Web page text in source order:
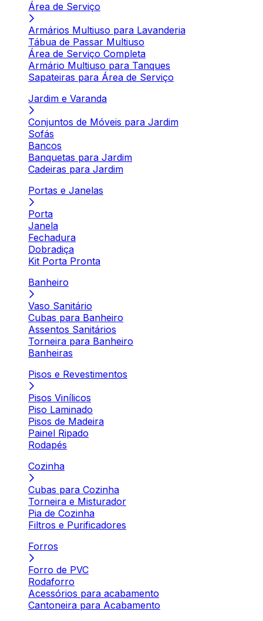
Área de Serviço
Armários Multiuso para Lavanderia
Tábua de Passar Multiuso
Área de Serviço Completa
Armário Multiuso para Tanques
Sapateiras para Área de Serviço
Jardim e Varanda
Conjuntos de Móveis para Jardim
Sofás
Bancos
Banquetas para Jardim
Cadeiras para Jardim
Portas e Janelas
Porta
Janela
Fechadura
Dobradiça
Kit Porta Pronta
Banheiro
Vaso Sanitário
Cubas para Banheiro
Assentos Sanitários
Torneira para Banheiro
Banheiras
Pisos e Revestimentos
Pisos Vinílicos
Piso Laminado
Pisos de Madeira
Painel Ripado
Rodapés
Cozinha
Cubas para Cozinha
Torneira e Misturador
Pia de Cozinha
Filtros e Purificadores
Forros
Forro de PVC
Rodaforro
Acessórios para acabamento
Cantoneira para Acabamento